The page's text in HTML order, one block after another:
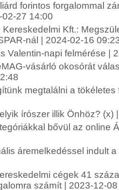
forintos forgalommal
27 14:00
Kft.:
nál | 2024-02-16
Valentin-napi felmérése |
vásárló okosórát
megtalálni a tökéletes
írószer illik Önhöz? (x)
bővül az online
áremelkedéssel indult
cégek 41
számít | 2023-12-